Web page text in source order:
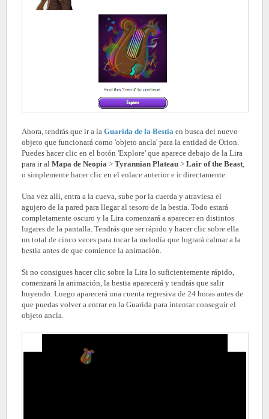
Ahora, tendrás que ir a la Guarida de la Bestia en busca del nuevo
objeto que funcionará como 'objeto ancla' para la entidad de Orion.
Puedes hacer clic en el botón 'Explore' que aparece debajo de la Lira
para ir al Mapa de Neopia > Tyrannian Plateau > Lair of the Beast,
o simplemente hacer clic en el enlace anterior e ir directamente.
Una vez allí, entra a la cueva, sube por la cuerda y atraviesa el
agujero de la pared para llegar al tesoro de la bestia. Todo estará
completamente oscuro y la Lira comenzará a aparecer en distintos
lugares de la pantalla. Tendrás que ser rápido y hacer clic sobre ella
un total de cinco veces para tocar la melodía que logrará calmar a la
bestia antes de que comience la animación.
Si no consigues hacer clic sobre la Lira lo suficientemente rápido,
comenzará la animación, la bestia aparecerá y tendrás que salir
huyendo. Luego aparecerá una cuenta regresiva de 24 horas antes de
que puedas volver a entrar en la Guarida para intentar conseguir el
objeto ancla.